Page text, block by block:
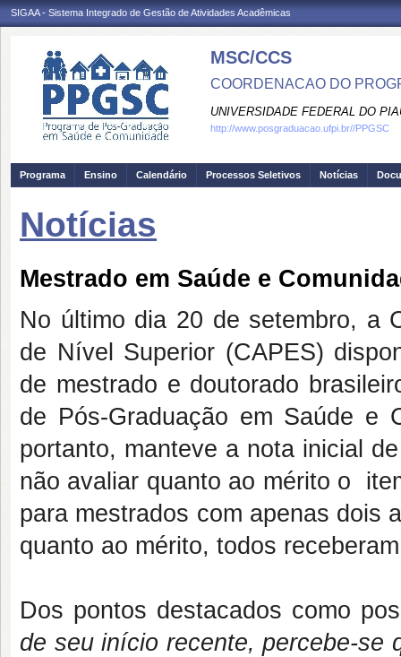
SIGAA - Sistema Integrado de Gestão de Atividades Acadêmicas
MSC/CCS
COORDENACAO DO
UNIVERSIDADE FEDERAL DO
http://www.posgraduacao.ufpi.br//PPGSC
Programa Ensino Calendário Processos Seletivos Notícias
Notícias
Mestrado em Saúde e
No último dia 20 de setembro, a
de Nível Superior (CAPES)
de mestrado e doutorado
de Pós-Graduação em Saúde e
portanto, manteve a nota inicial
não avaliar quanto ao mérito o
para mestrados com apenas dois
quanto ao mérito, todos
Dos pontos destacados como
de seu início recente, percebe-se